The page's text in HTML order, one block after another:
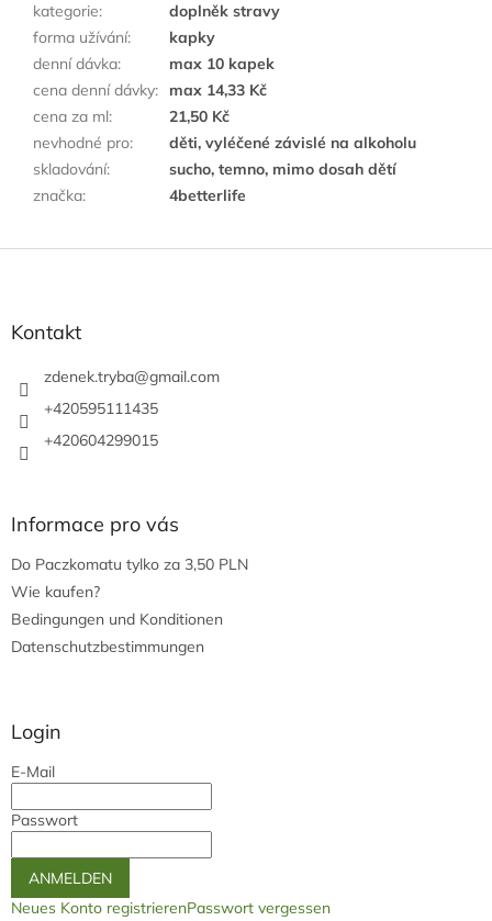
kategorie:
doplněk stravy
forma užívání:
kapky
denní dávka:
max 10 kapek
cena denní dávky:
max 14,33 Kč
cena za ml:
21,50 Kč
nevhodné pro:
děti, vyléčené závislé na alkoholu
skladování:
sucho, temno, mimo dosah dětí
značka: 4betterlife
Kontakt
zdenek.tryba@gmail.com
+420595111435
+420604299015
Informace pro vás
Do Paczkomatu tylko za 3,50 PLN
Wie kaufen?
Bedingungen und Konditionen
Datenschutzbestimmungen
Login
E-Mail
Passwort
ANMELDEN
Neues Konto registrierenPasswort vergessen